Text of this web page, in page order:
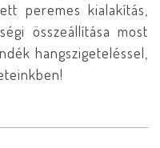
peremes kialakítás,
összeállítása most
hangszigeteléssel,